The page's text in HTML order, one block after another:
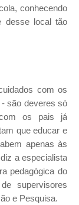
conhecendo
desse local tão
com os
são deveres só
os pais já
que educar e
apenas às
a especialista
pedagógica do
supervisores
e Pesquisa.